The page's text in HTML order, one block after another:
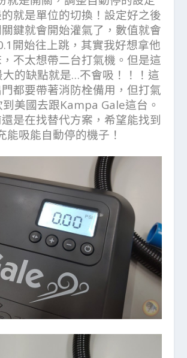
就是單位的切換！設定好之後
鍵就會開始灌氣了，數值就會
開始往上跳，其實我好想拿他
不太想帶二台打氣機。但是這
大的缺點就是…不會吸！！！這
都要帶著消防栓備用，但打氣
美國去跟Kampa Gale這台。
是在找替代方案，希望能找到
能吸能自動停的機子！